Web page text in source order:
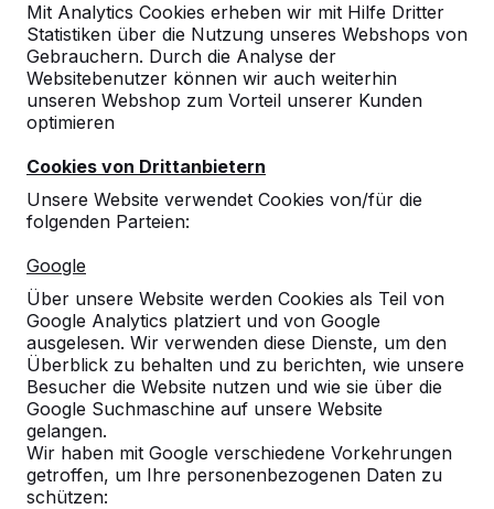
Mit Analytics Cookies erheben wir mit Hilfe Dritter
Statistiken über die Nutzung unseres Webshops von
Gebrauchern. Durch die Analyse der
Websitebenutzer können wir auch weiterhin
unseren Webshop zum Vorteil unserer Kunden
optimieren
Cookies von Drittanbietern
Unsere Website verwendet Cookies von/für die
folgenden Parteien:
Google
Über unsere Website werden Cookies als Teil von
Google Analytics platziert und von Google
ausgelesen. Wir verwenden diese Dienste, um den
Überblick zu behalten und zu berichten, wie unsere
Besucher die Website nutzen und wie sie über die
Google Suchmaschine auf unsere Website
gelangen.
Wir haben mit Google verschiedene Vorkehrungen
getroffen, um Ihre personenbezogenen Daten zu
schützen:
Referenzen
Unsere Produkte finden Sie in ganz Europa
und darüber hinaus. Sehen Sie hier, wo Sie
ein HeBlad-Produkt in Ihrer Nähe finden.
Produkt
Alles anzeigen
Kategorie